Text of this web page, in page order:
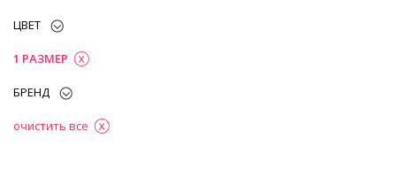
ЦВЕТ
1 РАЗМЕР
БРЕНД
очистить все